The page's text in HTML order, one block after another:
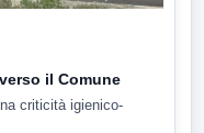
il Comune
criticità igienico-